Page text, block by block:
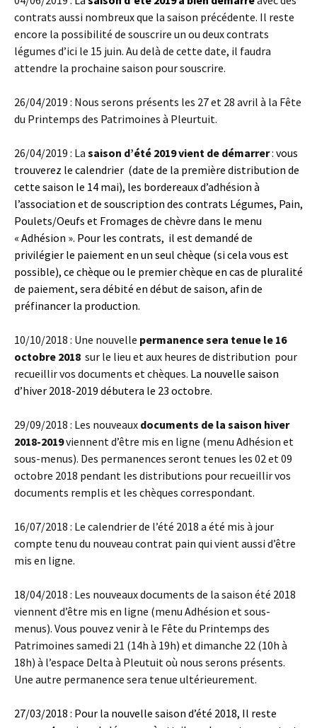
contrats aussi nombreux que la saison précédente. Il reste
encore la possibilité de souscrire un ou deux contrats
légumes d’ici le 15 juin. Au delà de cette date, il faudra
attendre la prochaine saison pour souscrire.
26/04/2019 : Nous serons présents les 27 et 28 avril à la Fête
du Printemps des Patrimoines à Pleurtuit.
26/04/2019 : La saison d’été 2019 vient de démarrer: vous
trouverez le calendrier (date de la première distribution de
cette saison le 14 mai), les bordereaux d’adhésion à
l’association et de souscription des contrats Légumes, Pain,
Poulets/Oeufs et Fromages de chèvre dans le menu
« Adhésion ». Pour les contrats, il est demandé de
privilégier le paiement en un seul chèque (si cela vous est
possible), ce chèque ou le premier chèque en cas de pluralité
de paiement, sera débité en début de saison, afin de
préfinancer la production.
10/10/2018 : Une nouvelle permanence sera tenue le 16
octobre 2018 sur le lieu et aux heures de distribution pour
recueillir vos documents et chèques. La nouvelle saison
d’hiver 2018-2019 débutera le 23 octobre.
29/09/2018 : Les nouveaux documents de la saison hiver
2018-2019viennent d’être mis en ligne (menu Adhésion et
sous-menus). Des permanences seront tenues les 02 et 09
octobre 2018 pendant les distributions pour recueillir vos
documents remplis et les chèques correspondant.
16/07/2018 : Le calendrier de l’été 2018 a été mis à jour
compte tenu du nouveau contrat pain qui vient aussi d’être
mis en ligne.
18/04/2018 : Les nouveaux documents de la saison été 2018
viennent d’être mis en ligne (menu Adhésion et sous-
menus). Vous pouvez venir à le Fête du Printemps des
Patrimoines samedi 21 (14h à 19h) et dimanche 22 (10h à
18h) à l’espace Delta à Pleutuit où nous serons présents.
Une autre permanence sera tenue ultérieurement.
27/03/2018 : Pour la nouvelle saison d’été 2018, Il reste